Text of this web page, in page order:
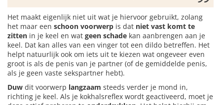
Het maakt eigenlijk niet uit wat je hiervoor gebruikt, zolang
het maar een schoon voorwerp is dat niet vast komt te
zitten in je keel en wat geen schade kan aanbrengen aan je
keel. Dat kan alles van een vinger tot een dildo betreffen. Het
helpt natuurlijk ook om iets uit te kiezen wat ongeveer even
groot is als de penis van je partner (of de gemiddelde penis,
als je geen vaste sekspartner hebt).
Duw dit voorwerp langzaam steeds verder je mond in,
richting je keel. Als je kokhalsreflex wordt geactiveerd, moet je